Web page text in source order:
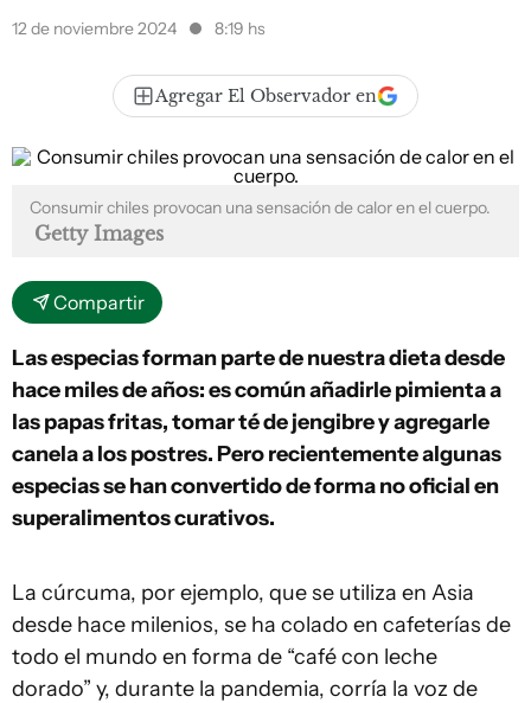
12 de noviembre 2024 8:19 hs
Agregar El Observador en
Consumir chiles provocan una sensación de calor en el cuerpo.
Getty Images
Compartir
Las especias forman parte de nuestra dieta desde
hace miles de años: es común añadirle pimienta a
las papas fritas, tomar té de jengibre y agregarle
canela a los postres. Pero recientemente algunas
especias se han convertido de forma no oficial en
superalimentos curativos.
La cúrcuma, por ejemplo, que se utiliza en Asia
desde hace milenios, se ha colado en cafeterías de
todo el mundo en forma de “café con leche
dorado” y, durante la pandemia, corría la voz de